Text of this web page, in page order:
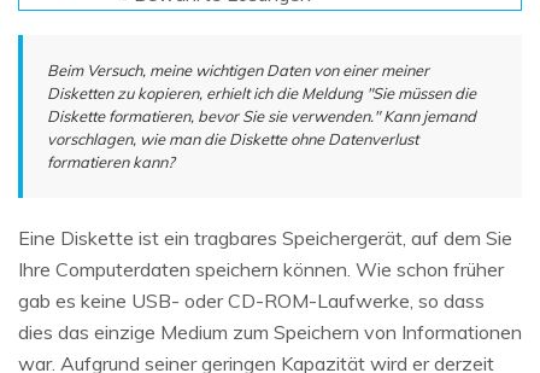
Weitere Produkte
Repairit - Datenreparatur
UBackit - Datensicherung
Beim Versuch, meine wichtigen Daten von einer meiner
Disketten zu kopieren, erhielt ich die Meldung "Sie müssen die
Diskette formatieren, bevor Sie sie verwenden." Kann jemand
vorschlagen, wie man die Diskette ohne Datenverlust
formatieren kann?
Eine Diskette ist ein tragbares Speichergerät, auf dem Sie
Ihre Computerdaten speichern können. Wie schon früher
gab es keine USB- oder CD-ROM-Laufwerke, so dass
dies das einzige Medium zum Speichern von Informationen
war. Aufgrund seiner geringen Kapazität wird er derzeit